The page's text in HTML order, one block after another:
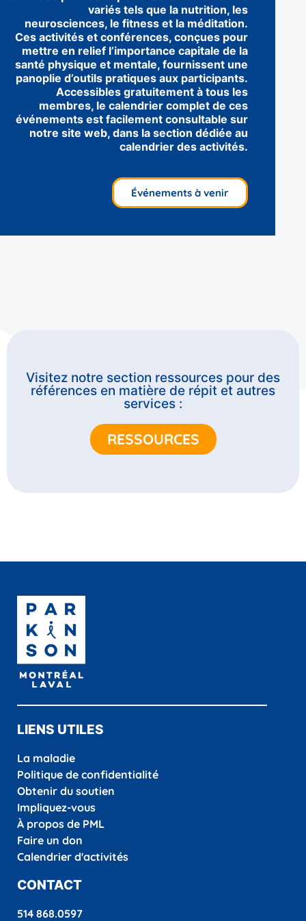
variés tels que la nutrition, les
neurosciences, le fitness et la méditation.
Ces activités et conférences, conçues pour
mettre en relief l’importance capitale de la
santé physique et mentale, fournissent une
panoplie d’outils pratiques aux participants.
Accessibles gratuitement à tous les
membres, le calendrier complet de ces
événements est facilement consultable sur
notre site web, dans la section dédiée au
calendrier des activités.
Événements à venir
Visitez notre section ressources pour des
références en matière de répit et autres
services :
RESSOURCES
LIENS UTILES
La maladie
Politique de confidentialité
Obtenir du soutien
Impliquez-vous
À propos de PML
Faire un don
Calendrier d'activités
CONTACT
514 868.0597